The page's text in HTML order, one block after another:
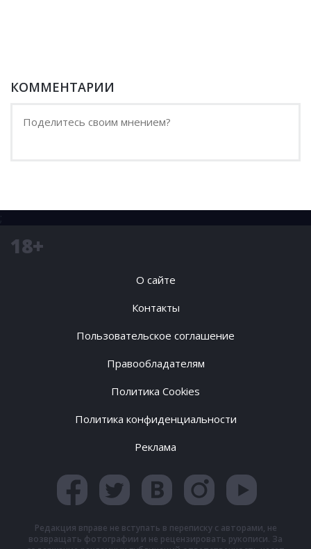
КОММЕНТАРИИ
;
18+
О сайте
Контакты
Пользовательское соглашение
Правообладателям
Политика Cookies
Политика конфиденциальности
Реклама
Редакция вправе не вступать в переписку с авторами, не
возвращать фотографии и не рецензировать рукописи. За